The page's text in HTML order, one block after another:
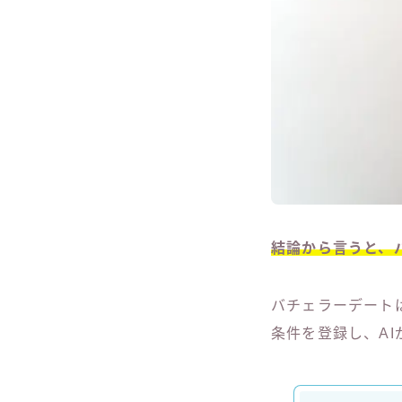
結論から言うと、
バチェラーデート
条件を登録し、AI